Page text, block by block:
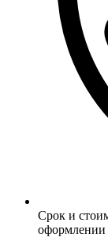
Срок и
оформлении